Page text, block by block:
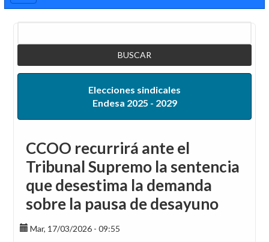
Elecciones sindicales
Endesa 2025 - 2029
CCOO recurrirá ante el
Tribunal Supremo la sentencia
que desestima la demanda
sobre la pausa de desayuno
Mar, 17/03/2026 - 09:55